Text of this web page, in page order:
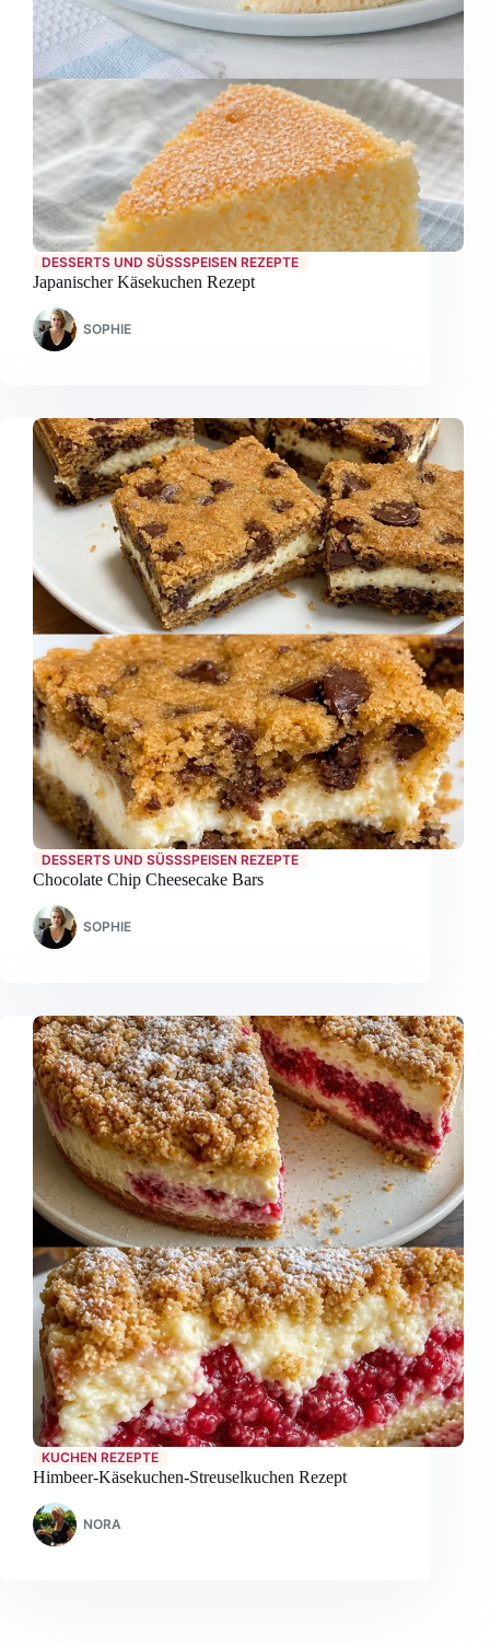
DESSERTS UND SÜSSSPEISEN REZEPTE
Japanischer Käsekuchen Rezept
SOPHIE
DESSERTS UND SÜSSSPEISEN REZEPTE
Chocolate Chip Cheesecake Bars
SOPHIE
KUCHEN REZEPTE
Himbeer-Käsekuchen-Streuselkuchen Rezept
NORA